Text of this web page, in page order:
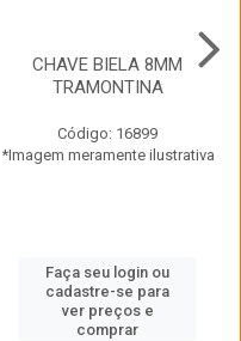
CHAVE BIELA 8MM
TRAMONTINA
Código: 16899
*Imagem meramente ilustrativa
Faça seu login ou
cadastre-se para
ver preços e
comprar